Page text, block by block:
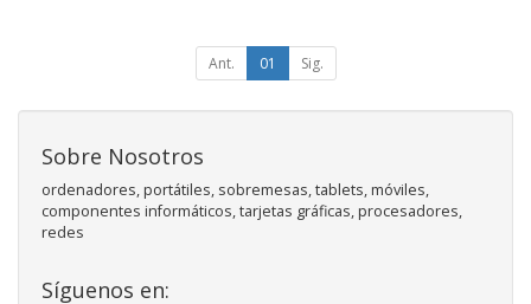
Ant. 01 Sig.
Sobre Nosotros
ordenadores, portátiles, sobremesas, tablets, móviles,
componentes informáticos, tarjetas gráficas, procesadores,
redes
Síguenos en: